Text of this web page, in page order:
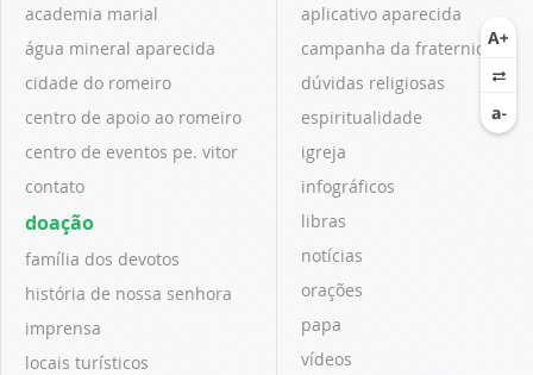
academia marial
água mineral aparecida
cidade do romeiro
centro de apoio ao romeiro
centro de eventos pe. vitor
contato
doação
família dos devotos
história de nossa senhora
imprensa
locais turísticos
aplicativo aparecida
campanha da fraternidade
dúvidas religiosas
espiritualidade
igreja
infográficos
libras
notícias
orações
papa
vídeos